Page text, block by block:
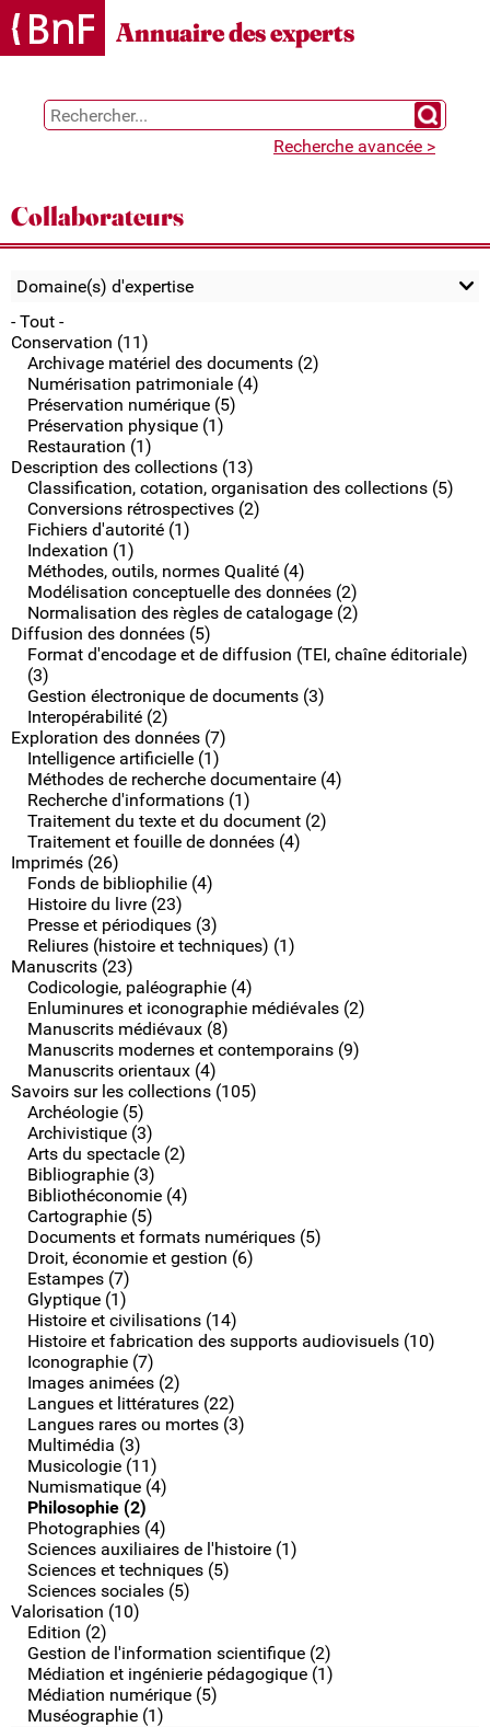
Gestion des cookies
Annuaire des experts
Chercher
Recherche avancée >
Collaborateurs
Domaine(s) d'expertise
- Tout -
Conservation (11)
Archivage matériel des documents (2)
Numérisation patrimoniale (4)
Préservation numérique (5)
Préservation physique (1)
Restauration (1)
Description des collections (13)
Classification, cotation, organisation des collections (5)
Conversions rétrospectives (2)
Fichiers d'autorité (1)
Indexation (1)
Méthodes, outils, normes Qualité (4)
Modélisation conceptuelle des données (2)
Normalisation des règles de catalogage (2)
Diffusion des données (5)
Format d'encodage et de diffusion (TEI, chaîne éditoriale)
(3)
Gestion électronique de documents (3)
Interopérabilité (2)
Exploration des données (7)
Intelligence artificielle (1)
Méthodes de recherche documentaire (4)
Recherche d'informations (1)
Traitement du texte et du document (2)
Traitement et fouille de données (4)
Imprimés (26)
Fonds de bibliophilie (4)
Histoire du livre (23)
Presse et périodiques (3)
Reliures (histoire et techniques) (1)
Manuscrits (23)
Codicologie, paléographie (4)
Enluminures et iconographie médiévales (2)
Manuscrits médiévaux (8)
Manuscrits modernes et contemporains (9)
Manuscrits orientaux (4)
Savoirs sur les collections (105)
Archéologie (5)
Archivistique (3)
Arts du spectacle (2)
Bibliographie (3)
Bibliothéconomie (4)
Cartographie (5)
Documents et formats numériques (5)
Droit, économie et gestion (6)
Estampes (7)
Glyptique (1)
Histoire et civilisations (14)
Histoire et fabrication des supports audiovisuels (10)
Iconographie (7)
Images animées (2)
Langues et littératures (22)
Langues rares ou mortes (3)
Multimédia (3)
Musicologie (11)
Numismatique (4)
Philosophie (2)
Photographies (4)
Sciences auxiliaires de l'histoire (1)
Sciences et techniques (5)
Sciences sociales (5)
Valorisation (10)
Edition (2)
Gestion de l'information scientifique (2)
Médiation et ingénierie pédagogique (1)
Médiation numérique (5)
Muséographie (1)